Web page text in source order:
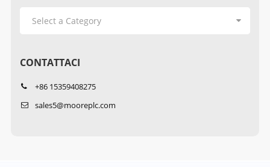
CONTATTACI
+86 15359408275
sales5@mooreplc.com